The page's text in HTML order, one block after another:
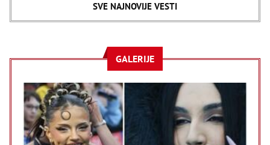
SVE NAJNOVIJE VESTI
GALERIJE